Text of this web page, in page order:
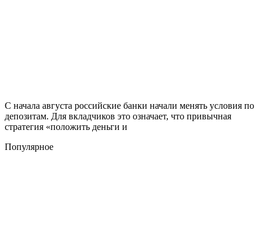
С начала августа российские банки начали менять условия по
депозитам. Для вкладчиков это означает, что привычная
стратегия «положить деньги и
Популярное